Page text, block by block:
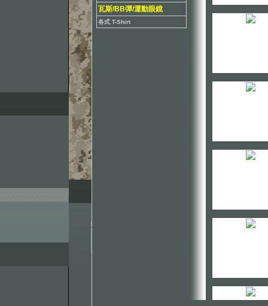
瓦斯/BB彈/運動眼鏡
各式 T-Shirt